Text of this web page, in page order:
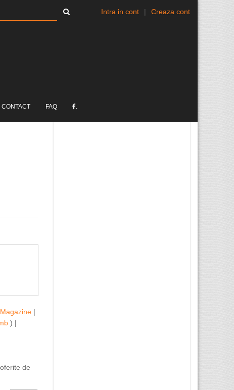
Intra in cont | Creaza cont
CONTACT FAQ .
Magazine |
) |
de